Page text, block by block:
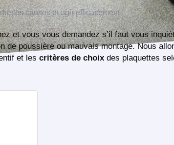
et vous vous demandez s’il faut vous
poussière ou mauvais montage. Nous
et les critères de choix des plaquettes